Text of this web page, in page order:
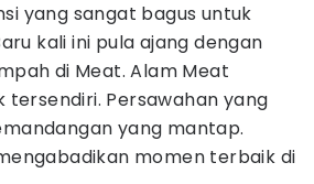
yang sangat bagus untuk
kali ini pula ajang dengan
di Meat. Alam Meat
tersendiri. Persawahan yang
yang mantap.
momen terbaik di